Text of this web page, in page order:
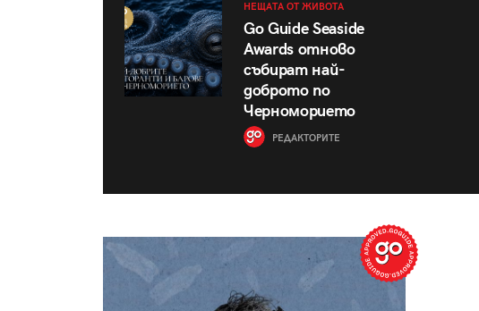
НЕЩАТА ОТ ЖИВОТА
Go Guide Seaside
Awards отново
събират най-
доброто по
Черноморието
РЕДАКТОРИТЕ